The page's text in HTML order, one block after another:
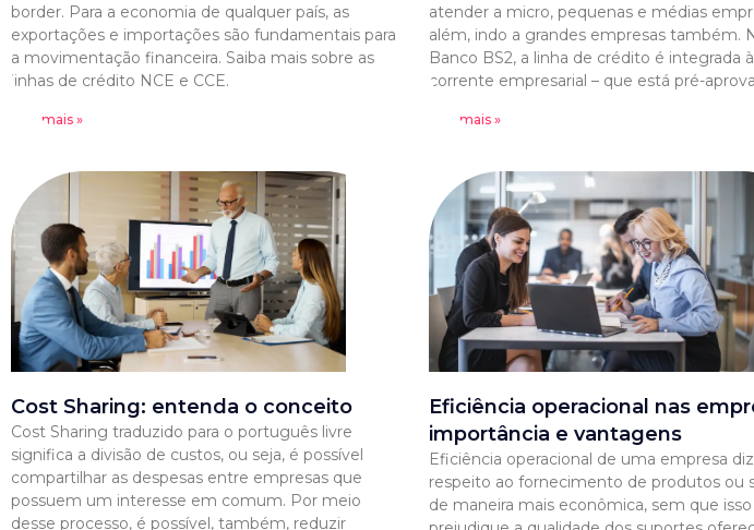
border. Para a economia de qualquer país, as
exportações e importações são fundamentais para
a movimentação financeira. Saiba mais sobre as
linhas de crédito NCE e CCE.
Leia mais »
atender a micro, pequenas e médias
além, indo a grandes empresas também.
Banco BS2, a linha de crédito é integrada
corrente empresarial – que está pré-
Leia mais »
Cost Sharing: entenda o conceito
Cost Sharing traduzido para o português livre
significa a divisão de custos, ou seja, é possível
compartilhar as despesas entre empresas que
possuem um interesse em comum. Por meio
desse processo, é possível, também, reduzir
Eficiência operacional nas
importância e vantagens
Eficiência operacional de uma empresa diz
respeito ao fornecimento de produtos ou
de maneira mais econômica, sem que isso